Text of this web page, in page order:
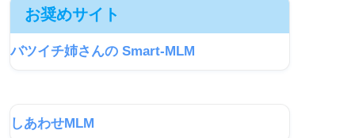
お奨めサイト
バツイチ姉さんの Smart-MLM
しあわせMLM